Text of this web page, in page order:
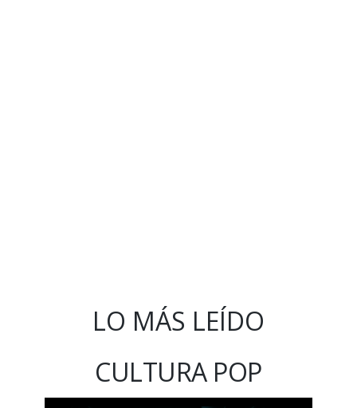
LO MÁS LEÍDO
CULTURA POP